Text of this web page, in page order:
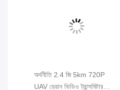
অর্থনীতি 2.4 জি 5km 720P
UAV ড্রোন ভিডিও ট্রান্সমিটার